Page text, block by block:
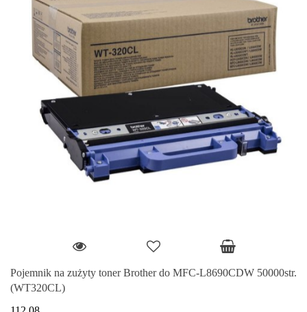
Pojemnik na zużyty toner Brother do MFC-L8690CDW 50000str.
(WT320CL)